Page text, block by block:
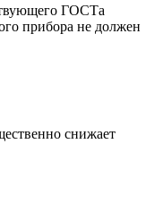
ГОСТа
прибора не должен
снижает